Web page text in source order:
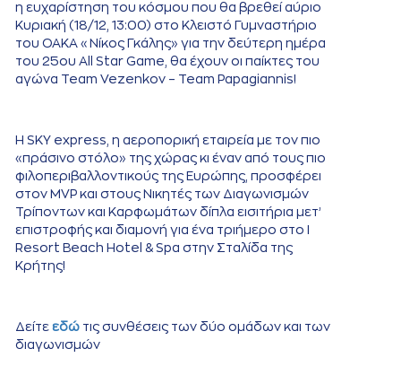
η ευχαρίστηση του κόσμου που θα βρεθεί αύριο
Κυριακή (18/12, 13:00) στο Κλειστό Γυμναστήριο
του ΟΑΚΑ «Νίκος Γκάλης» για την δεύτερη ημέρα
του 25ου All Star Game, θα έχουν οι παίκτες του
αγώνα Team Vezenkov – Team Papagiannis!
Η SKY express, η αεροπορική εταιρεία με τον πιο
«πράσινο στόλο» της χώρας κι έναν από τους πιο
φιλοπεριβαλλοντικούς της Ευρώπης, προσφέρει
στον MVP και στους Νικητές των Διαγωνισμών
Τρίποντων και Καρφωμάτων δίπλα εισιτήρια μετ’
επιστροφής και διαμονή για ένα τριήμερο στο I
Resort Beach Hotel & Spa στην Σταλίδα της
Κρήτης!
Δείτε εδώ τις συνθέσεις των δύο ομάδων και των
διαγωνισμών